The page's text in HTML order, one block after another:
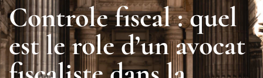
Controle fiscal : quel
est le role d’un avocat